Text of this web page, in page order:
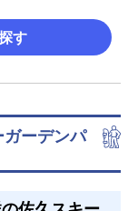
す
ーデンパ